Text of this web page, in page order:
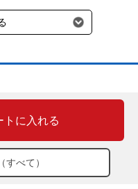
トに入れる
すべて）